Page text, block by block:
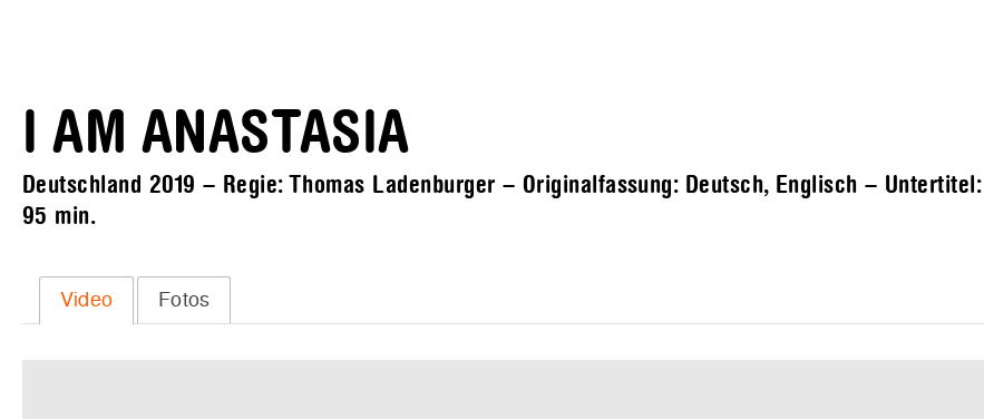
I AM ANASTASIA
Deutschland 2019 – Regie: Thomas Ladenburger – Originalfassung: Deutsch, Englisch –
95 min.
Video Fotos